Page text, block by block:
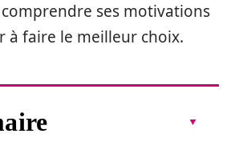
ses motivations
à faire le meilleur choix.